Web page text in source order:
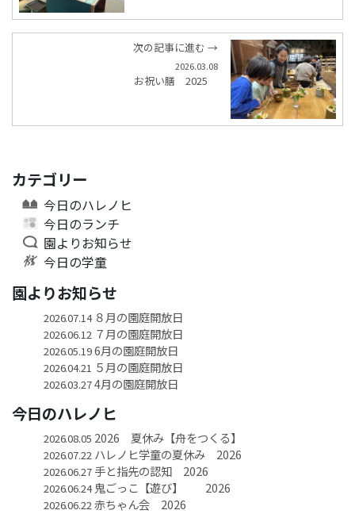
次の記事に進む →
2026.03.08
お祝い膳 2025
カテゴリー
今日のハレノヒ
今日のランチ
園よりお知らせ
今日の学童
園よりお知らせ
2026.07.14８月の園庭開放日
2026.06.12７月の園庭開放日
2026.05.196月の園庭開放日
2026.04.21 ５月の園庭開放日
2026.03.274月の園庭開放日
今日のハレノヒ
2026.08.05 2026 夏休み【舟をつくる】
2026.07.22ハレノヒ学童の夏休み 2026
2026.06.27手と指先の認知 2026
2026.06.24鬼ごっこ【遊び】 2026
2026.06.22赤ちゃん会 2026